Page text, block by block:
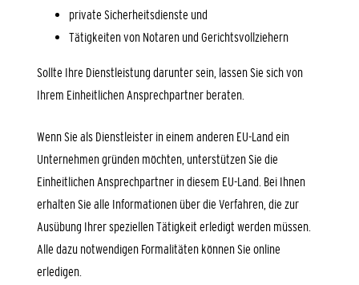
private Sicherheitsdienste und
Tätigkeiten von Notaren und Gerichtsvollziehern
Sollte Ihre Dienstleistung darunter sein, lassen Sie sich von
Ihrem Einheitlichen Ansprechpartner beraten.
Wenn Sie als Dienstleister in einem anderen EU-Land ein
Unternehmen gründen möchten, unterstützen Sie die
Einheitlichen Ansprechpartner in diesem EU-Land. Bei Ihnen
erhalten Sie alle Informationen über die Verfahren, die zur
Ausübung Ihrer speziellen Tätigkeit erledigt werden müssen.
Alle dazu notwendigen Formalitäten können Sie online
erledigen.